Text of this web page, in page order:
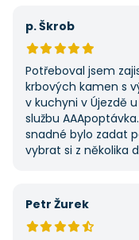
p. Škrob
Potřeboval jsem
krbových kamen s
v kuchyni v Újezdě
službu
snadné bylo zadat
vybrat si z několika
potřebovat další
Petr Žurek